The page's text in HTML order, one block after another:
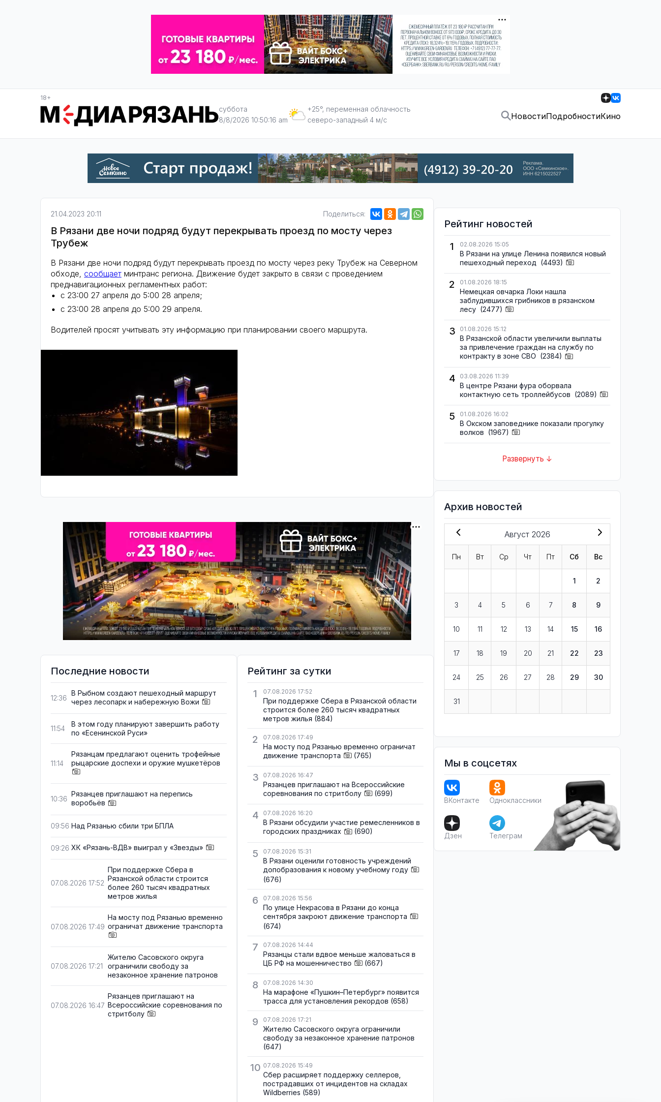
18+
суббота
8/8/2026 10:50:17 am
+25°, переменная облачность
северо-западный 4 м/с
НовостиПодробностиКино
21.04.2023 20:11 Поделиться:
В Рязани две ночи подряд будут перекрывать проезд по мосту через
Трубеж
В Рязани две ночи подряд будут перекрывать проезд по мосту через реку Трубеж на Северном
обходе, сообщает минтранс региона. Движение будет закрыто в связи с проведением
преднавигационных регламентных работ:
с 23:00 27 апреля до 5:00 28 апреля;
с 23:00 28 апреля до 5:00 29 апреля.
Водителей просят учитывать эту информацию при планировании своего маршрута.
Последние новости
12:36
В Рыбном создают пешеходный маршрут
через лесопарк и набережную Вожи
11:54
В этом году планируют завершить работу
по «Есенинской Руси»
11:14
Рязанцам предлагают оценить трофейные
рыцарские доспехи и оружие мушкетёров
10:36
Рязанцев приглашают на перепись
воробьёв
09:56 Над Рязанью сбили три БПЛА
09:26 ХК «Рязань-ВДВ» выиграл у «Звезды»
07.08.2026 17:52
При поддержке Сбера в
Рязанской области строится
более 260 тысяч квадратных
метров жилья
07.08.2026 17:49
На мосту под Рязанью временно
ограничат движение транспорта
07.08.2026 17:21
Жителю Сасовского округа
ограничили свободу за
незаконное хранение патронов
07.08.2026 16:47
Рязанцев приглашают на
Всероссийские соревнования по
стритболу
Рейтинг за сутки
1
07.08.2026 17:52
При поддержке Сбера в Рязанской области
строится более 260 тысяч квадратных
метров жилья (884)
2 07.08.2026 17:49
На мосту под Рязанью временно ограничат
движение транспорта
(765)
3 07.08.2026 16:47
Рязанцев приглашают на Всероссийские
соревнования по стритболу
(699)
4 07.08.2026 16:20
В Рязани обсудили участие ремесленников в
городских праздниках
(690)
5 07.08.2026 15:31
В Рязани оценили готовность учреждений
допобразования к новому учебному году
(676)
6 07.08.2026 15:56
По улице Некрасова в Рязани до конца
сентября закроют движение транспорта
(674)
7 07.08.2026 14:44
Рязанцы стали вдвое меньше жаловаться в
ЦБ РФ на мошенничество
(667)
8 07.08.2026 14:30
На марафоне «Пушкин–Петербург» появится
трасса для установления рекордов (658)
9 07.08.2026 17:21
Жителю Сасовского округа ограничили
свободу за незаконное хранение патронов
(647)
10 07.08.2026 15:49
Сбер расширяет поддержку селлеров,
пострадавших от инцидентов на складах
Wildberries (589)
Рейтинг новостей
1
02.08.2026 15:05
В Рязани на улице Ленина появился новый
пешеходный переход (4493)
2 01.08.2026 18:15
Немецкая овчарка Локи нашла
заблудившихся грибников в рязанском
лесу (2477)
3 01.08.2026 15:12
В Рязанской области увеличили выплаты
за привлечение граждан на службу по
контракту в зоне СВО (2384)
4 03.08.2026 11:39
В центре Рязани фура оборвала
контактную сеть троллейбусов (2089)
5 01.08.2026 16:02
В Окском заповеднике показали прогулку
волков (1967)
Развернуть ↓
Архив новостей
Август 2026
Пн Вт Ср Чт Пт Сб Вс
1 2
3 4 5 6 7 8 9
10 11 12 13 14 15 16
17 18 19 20 21 22 23
24 25 26 27 28 29 30
31
Мы в соцсетях
ВКонтакте Одноклассники
Дзен Телеграм